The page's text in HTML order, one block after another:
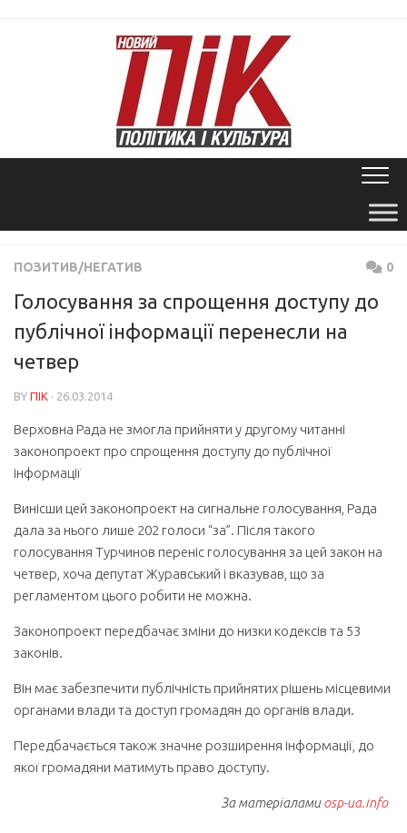
ПОЗИТИВ/НЕГАТИВ 0
Голосування за спрощення доступу до
публічної інформації перенесли на
четвер
BY ПІК · 26.03.2014
Верховна Рада не змогла прийняти у другому читанні
законопроект про спрощення доступу до публічної
інформації
Винісши цей законопроект на сигнальне голосування, Рада
дала за нього лише 202 голоси “за”. Після такого
голосування Турчинов переніс голосування за цей закон на
четвер, хоча депутат Журавський і вказував, що за
регламентом цього робити не можна.
Законопроект передбачає зміни до низки кодексів та 53
законів.
Він має забезпечити публічність прийнятих рішень місцевими
органами влади та доступ громадян до органів влади.
Передбачається також значне розширення інформації, до
якої громадяни матимуть право доступу.
За матеріаламиosp-ua.info